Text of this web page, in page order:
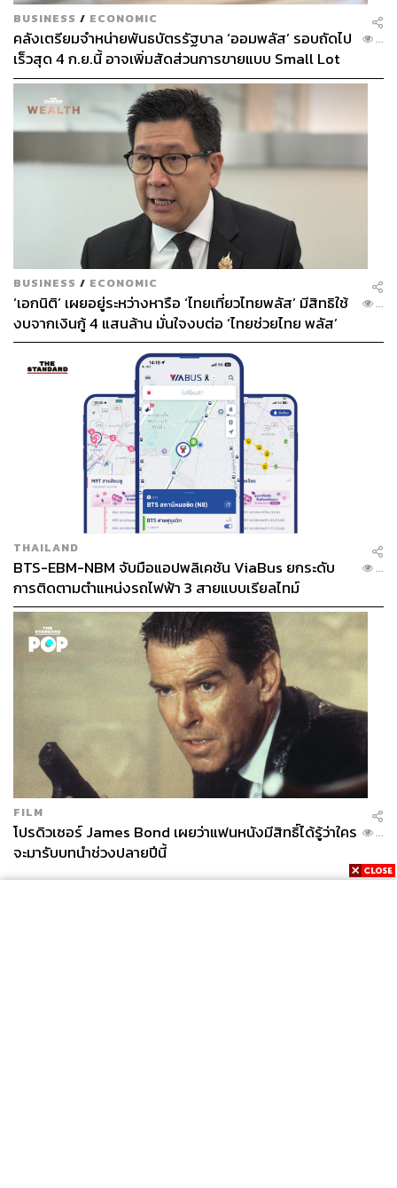
BUSINESS / ECONOMIC
คลังเตรียมจำหน่ายพันธบัตรรัฐบาล ‘ออมพลัส’ รอบถัดไป
เร็วสุด 4 ก.ย.นี้ อาจเพิ่มสัดส่วนการขายแบบ Small Lot
First มากขึ้น
...
BUSINESS / ECONOMIC
‘เอกนิติ’ เผยอยู่ระหว่างหารือ ‘ไทยเที่ยวไทยพลัส’ มีสิทธิใช้
งบจากเงินกู้ 4 แสนล้าน มั่นใจงบต่อ ‘ไทยช่วยไทย พลัส’
เฟส 2 มีเพียงพอ
...
THAILAND
BTS-EBM-NBM จับมือแอปพลิเคชัน ViaBus ยกระดับ
การติดตามตำแหน่งรถไฟฟ้า 3 สายแบบเรียลไทม์
...
FILM
โปรดิวเซอร์ James Bond เผยว่าแฟนหนังมีสิทธิ์ได้รู้ว่าใคร
จะมารับบทนำช่วงปลายปีนี้
...